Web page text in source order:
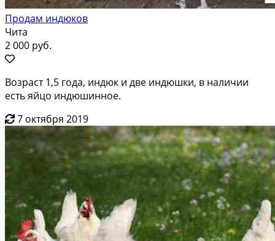
Продам индюков
Чита
2 000 руб.
Возраст 1,5 года, индюк и две индюшки, в наличии
есть яйцо индюшинное.
7 октября 2019